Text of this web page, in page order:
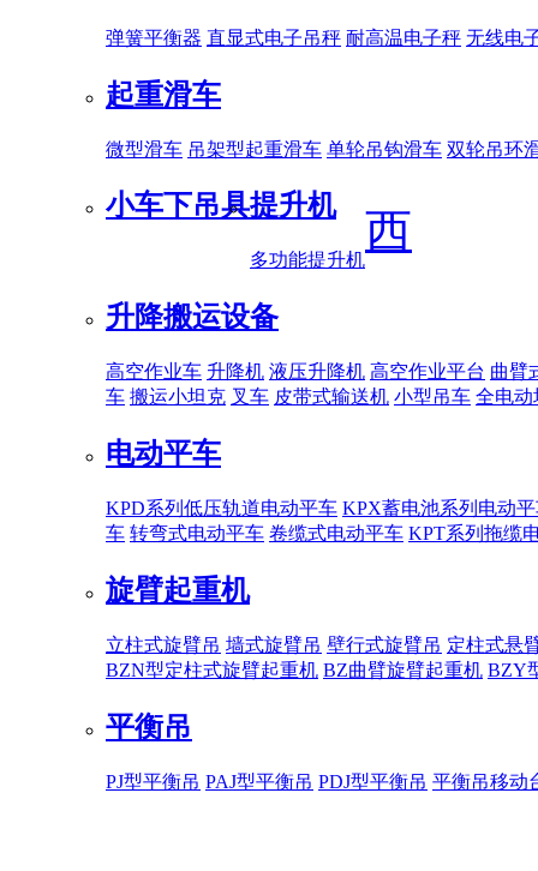
弹簧平衡器 直显式电子吊秤 耐高温电子秤 无线电
起重滑车
微型滑车 吊架型起重滑车 单轮吊钩滑车 双轮吊环
小车下吊具提升机
多功能提升机
升降搬运设备
高空作业车 升降机 液压升降机 高空作业平台 曲臂
车 搬运小坦克 叉车 皮带式输送机 小型吊车 全电动
电动平车
KPD系列低压轨道电动平车 KPX蓄电池系列电动
车 转弯式电动平车 卷缆式电动平车 KPT系列拖缆
旋臂起重机
立柱式旋臂吊 墙式旋臂吊 壁行式旋臂吊 定柱式悬
BZN型定柱式旋臂起重机 BZ曲臂旋臂起重机 BZY
平衡吊
PJ型平衡吊 PAJ型平衡吊 PDJ型平衡吊 平衡吊移动
西